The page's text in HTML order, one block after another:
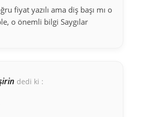
fiyat yazılı ama diş başı mı o
o önemli bilgi Saygılar
dedi ki :